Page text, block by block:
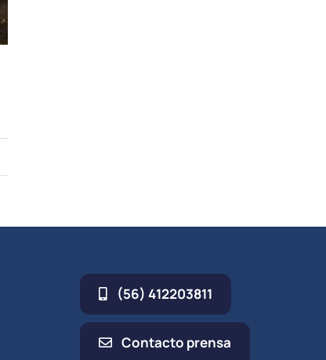
(56) 412203811
Contacto prensa